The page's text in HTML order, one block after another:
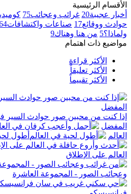
الأقسام الرئيسية
أخبار عجيبة20 غرائب وعجائب75
حوادث ووقائع17 صناعات واكتشافات
ولماذا؟5 من هنا وهناك9
مواضيع ذات اهتمام
الأكثر قراءة
الأكثر تعليقاً
الأكثر تقييماً
إذا كنت من محبين صور حوادث السير
المفضل
العالم
أطول
العالم على الإطلاق
وعجائب الصور - المجموعة العاشرة